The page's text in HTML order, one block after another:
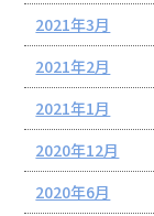
2021年3月
2021年2月
2021年1月
2020年12月
2020年6月